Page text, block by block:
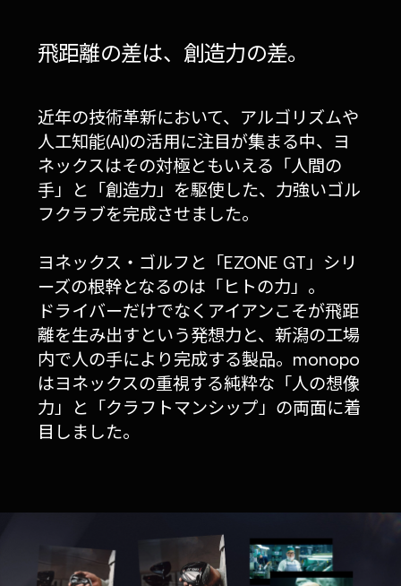
飛距離の差は、創造力の差。
近年の技術革新において、アルゴリズムや
人工知能(AI)の活用に注目が集まる中、ヨ
ネックスはその対極ともいえる「人間の
手」と「創造力」を駆使した、力強いゴル
フクラブを完成させました。
ヨネックス・ゴルフと「EZONE GT」シリ
ーズの根幹となるのは「ヒトの力」。
ドライバーだけでなくアイアンこそが飛距
離を生み出すという発想力と、新潟の工場
内で人の手により完成する製品。monopo
はヨネックスの重視する純粋な「人の想像
力」と「クラフトマンシップ」の両面に着
目しました。